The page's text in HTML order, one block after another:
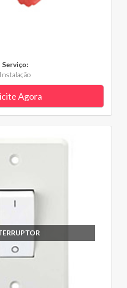
Serviço:
Instalação
Agora